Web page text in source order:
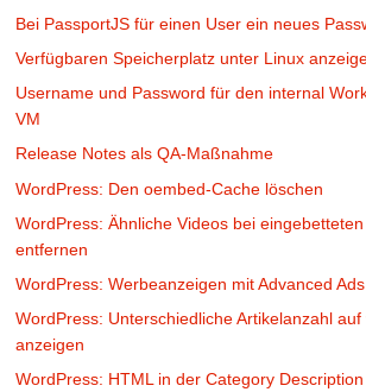
Bei PassportJS für einen User ein neues
Verfügbaren Speicherplatz unter Linux
Username und Password für den internal
VM
Release Notes als QA-Maßnahme
WordPress: Den oembed-Cache löschen
WordPress: Ähnliche Videos bei
entfernen
WordPress: Werbeanzeigen mit Advanced
WordPress: Unterschiedliche Artikelanzahl
anzeigen
WordPress: HTML in der Category